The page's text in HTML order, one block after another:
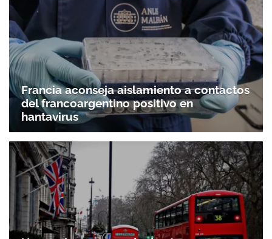
Francia aconseja aislamiento a contactos
del francoargentino positivo en
hantavirus